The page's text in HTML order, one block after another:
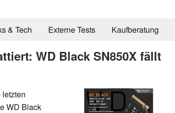
& Tech Externe Tests Kaufberatung
WD Black SN850X fällt
WD Black